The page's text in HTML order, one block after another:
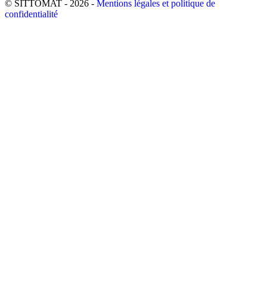
© SITTOMAT - 2026 - Mentions légales et politique de
confidentialité